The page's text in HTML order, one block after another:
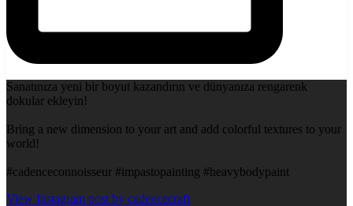
Sanatınıza yeni bir boyut kazandırın ve dünyanıza rengarenk
dokular ekleyin!
Bring a new dimension to your art and add colorful textures to your
world!
#cadenceconnoisseur #impastopainting #heavybodypaint
View Instagram post by cadencecraft